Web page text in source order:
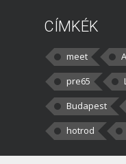
CÍMKÉK
meet
pre65
Budapest
hotrod